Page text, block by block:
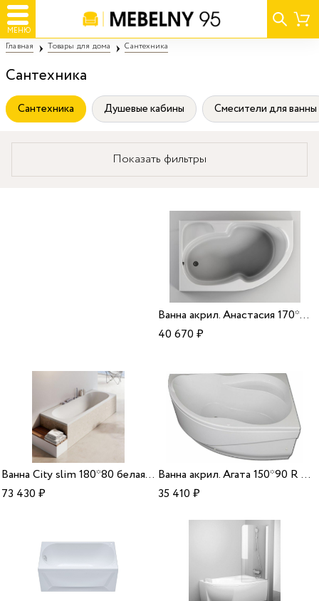
МЕНЮ
Главная Товары для дома Сантехника
Сантехника
Сантехника Душевые кабины Смесители для ванны
Показать фильтры
Ванна акрил. Анастасия 170*105 L Aquavel
40 670₽
Ванна City slim 180*80 белая Ravak
73 430₽
Ванна акрил. Агата 150*90 R Aquavel
35 410₽